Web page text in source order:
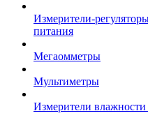
Измерители-
питания
Мегаомметры
Мультиметры
Измерители